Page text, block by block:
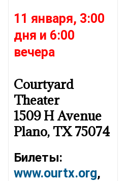
11 января, 3:00
дня и 6:00
вечера
Courtyard
Theater
1509 H Avenue
Plano, TX 75074
Билеты:
www.ourtx.org,